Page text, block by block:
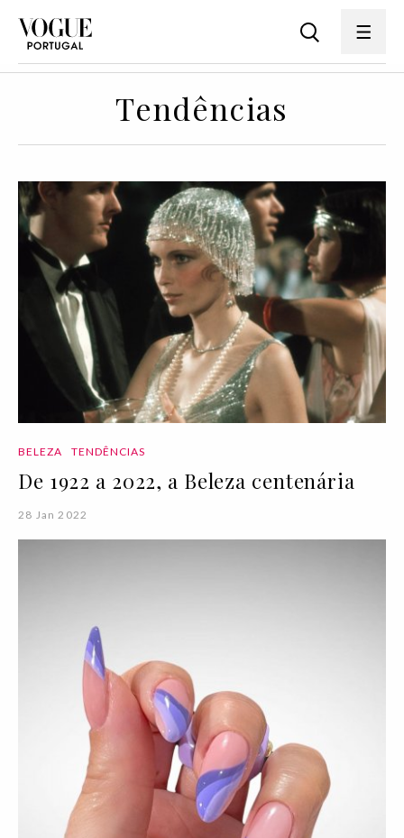
Tendências
BELEZA TENDÊNCIAS
De 1922 a 2022, a Beleza centenária
28 Jan 2022